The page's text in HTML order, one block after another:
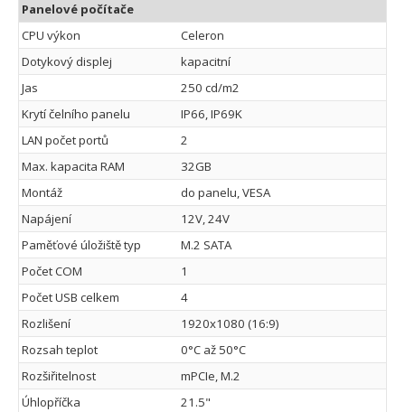
Panelové počítače
CPU výkon
Celeron
Dotykový displej
kapacitní
Jas
250 cd/m2
Krytí čelního panelu
IP66, IP69K
LAN počet portů
2
Max. kapacita RAM
32GB
Montáž
do panelu, VESA
Napájení
12V, 24V
Paměťové úložiště typ
M.2 SATA
Počet COM
1
Počet USB celkem
4
Rozlišení
1920x1080 (16:9)
Rozsah teplot
0°C až 50°C
Rozšiřitelnost
mPCIe, M.2
Úhlopříčka
21.5"